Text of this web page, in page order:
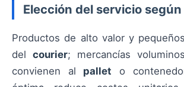
Elección del servicio
Productos de alto valor y
del courier; mercancías
convienen al pallet o